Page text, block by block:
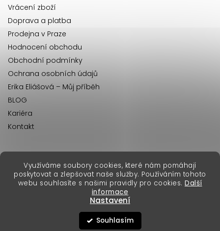
Využíváme soubory cookies, které nám pomáhají
poskytovat a zlepšovat naše služby. Používáním tohoto
webu souhlasíte s našimi pravidly pro cookies. Další
informace
Nastavení
Souhlasím
Vrácení zboží
Doprava a platba
Prodejna v Praze
Hodnocení obchodu
Obchodní podmínky
Ochrana osobních údajů
Erika Eliášová – Můj příběh
BLOG
Kariéra
Kontakt
Vytvořil Shoptet Premium
Copyright 2026Erika Fashion. Všechna práva vyhrazena.
erikafashion.sk